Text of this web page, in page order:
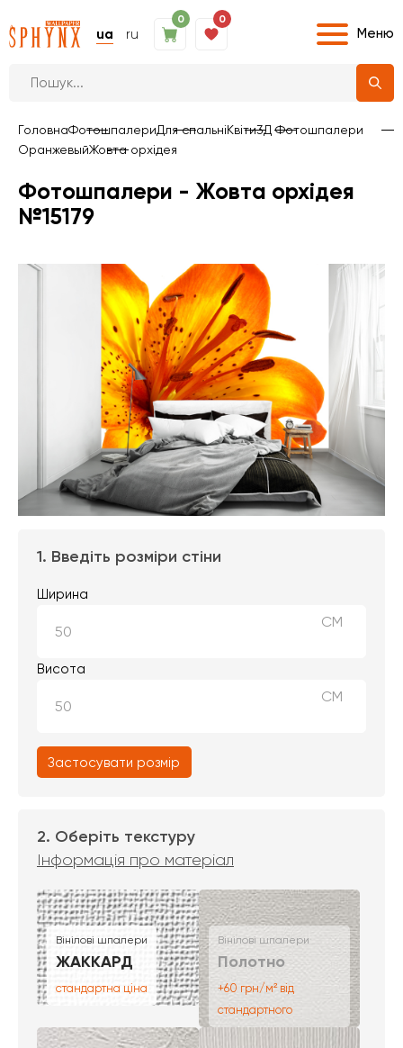
ua ru
0 0
Меню
ГоловнаФотошпалериДля спальніКвіти3Д Фотошпалери
ОранжевыйЖовта орхідея
Фотошпалери - Жовта орхідея
№15179
1. Введіть розміри стіни
Ширина
СМ
Висота
СМ
Застосувати розмір
2. Оберіть текстуру
Інформація про матеріал
Вінілові шпалери
ЖАККАРД
стандартна ціна
Вінілові шпалери
Полотно
+60 грн/м² від
стандартного